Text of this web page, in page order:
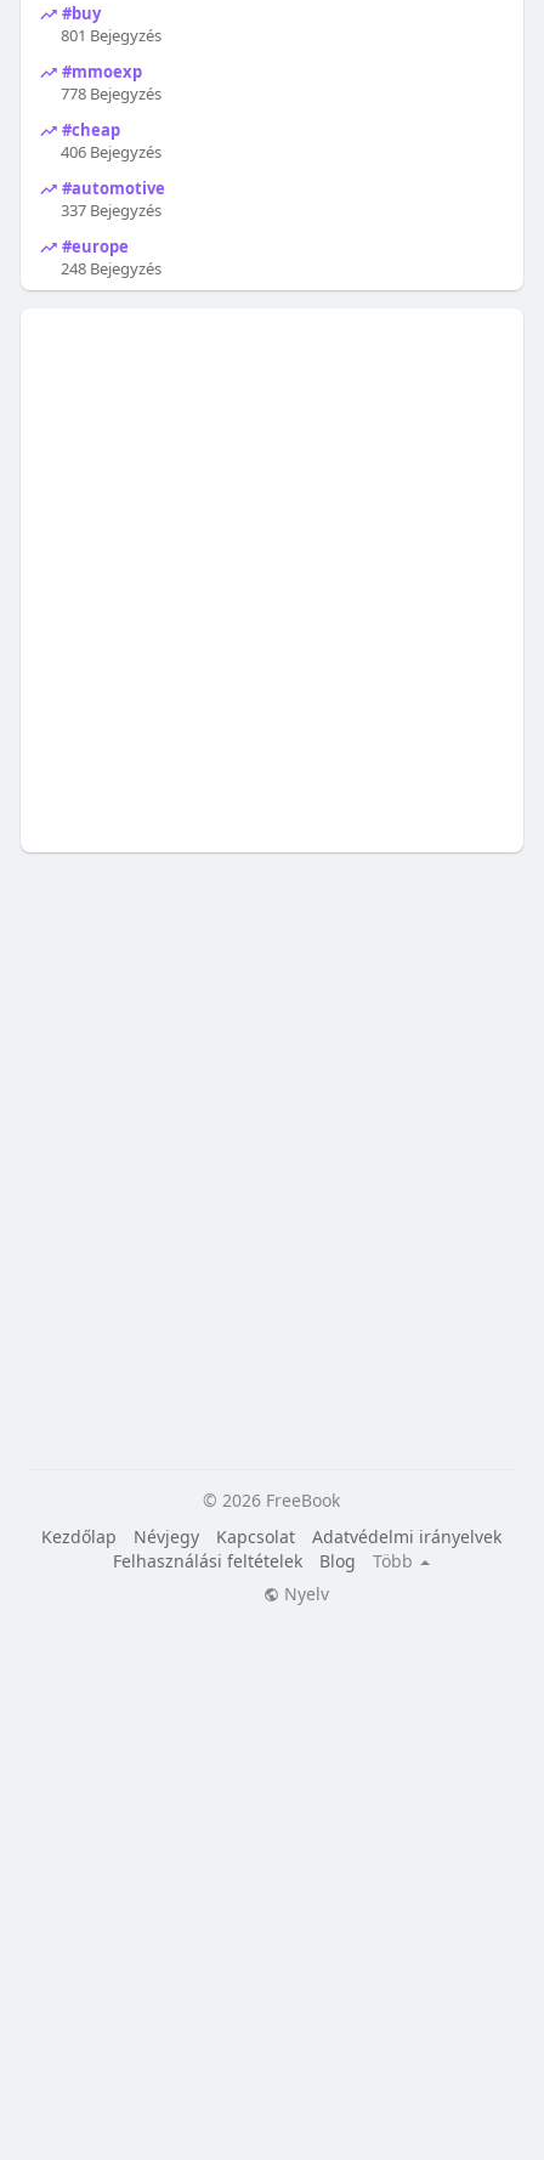
#buy
801 Bejegyzés
#mmoexp
778 Bejegyzés
#cheap
406 Bejegyzés
#automotive
337 Bejegyzés
#europe
248 Bejegyzés
© 2026 FreeBook
Kezdőlap
Névjegy Kapcsolat
Adatvédelmi irányelvek
Felhasználási feltételek
Blog
Több
Nyelv